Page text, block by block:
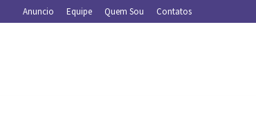
Anuncio Equipe Quem Sou Contatos